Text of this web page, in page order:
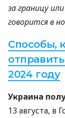
за границу
говорится в
Способы,
2024 году
Украина
13 августа,